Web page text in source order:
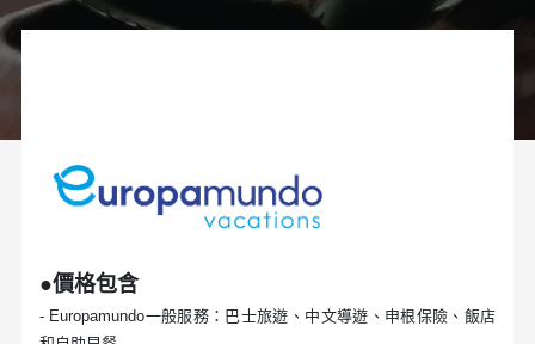
●價格包含
- Europamundo一般服務：巴士旅遊、中文導遊、申根保險、飯店